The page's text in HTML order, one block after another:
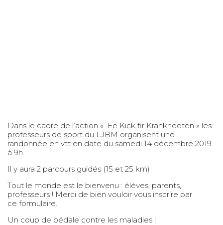
Dans le cadre de l’action « Ee Kick fir Krankheeten » les
professeurs de sport du LJBM organisent une
randonnée en vtt en date du samedi 14 décembre 2019
à 9h.
Il y aura 2 parcours guidés (15 et 25 km)
Tout le monde est le bienvenu : élèves, parents,
professeurs ! Merci de bien vouloir vous inscrire par
ce formulaire.
Un coup de pédale contre les maladies !